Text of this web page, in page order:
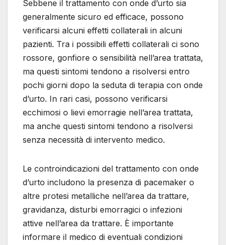
Sebbene il trattamento con onde d’urto sia
generalmente sicuro ed efficace, possono
verificarsi alcuni effetti collaterali in alcuni
pazienti. Tra i possibili effetti collaterali ci sono
rossore, gonfiore o sensibilità nell’area trattata,
ma questi sintomi tendono a risolversi entro
pochi giorni dopo la seduta di terapia con onde
d’urto. In rari casi, possono verificarsi
ecchimosi o lievi emorragie nell’area trattata,
ma anche questi sintomi tendono a risolversi
senza necessità di intervento medico.
Le controindicazioni del trattamento con onde
d’urto includono la presenza di pacemaker o
altre protesi metalliche nell’area da trattare,
gravidanza, disturbi emorragici o infezioni
attive nell’area da trattare. È importante
informare il medico di eventuali condizioni